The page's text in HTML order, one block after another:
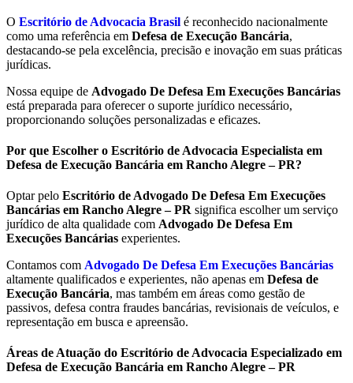
O Escritório de Advocacia Brasil é reconhecido nacionalmente
como uma referência em Defesa de Execução Bancária,
destacando-se pela excelência, precisão e inovação em suas práticas
jurídicas.
Nossa equipe de Advogado De Defesa Em Execuções Bancárias
está preparada para oferecer o suporte jurídico necessário,
proporcionando soluções personalizadas e eficazes.
Por que Escolher o Escritório de Advocacia Especialista em
Defesa de Execução Bancária em Rancho Alegre – PR?
Optar pelo Escritório de Advogado De Defesa Em Execuções
Bancárias em Rancho Alegre – PR significa escolher um serviço
jurídico de alta qualidade com Advogado De Defesa Em
Execuções Bancárias experientes.
Contamos com Advogado De Defesa Em Execuções Bancárias
altamente qualificados e experientes, não apenas em Defesa de
Execução Bancária, mas também em áreas como gestão de
passivos, defesa contra fraudes bancárias, revisionais de veículos, e
representação em busca e apreensão.
Áreas de Atuação do Escritório de Advocacia Especializado em
Defesa de Execução Bancária em Rancho Alegre – PR